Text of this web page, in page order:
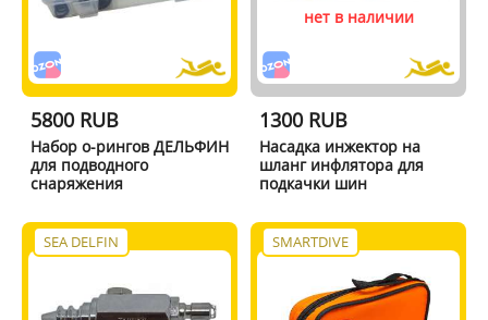
5800 RUB
Набор о-рингов ДЕЛЬФИН
для подводного
снаряжения
нет в наличии
1300 RUB
Насадка инжектор на
шланг инфлятора для
подкачки шин
SEA DELFIN SMARTDIVE